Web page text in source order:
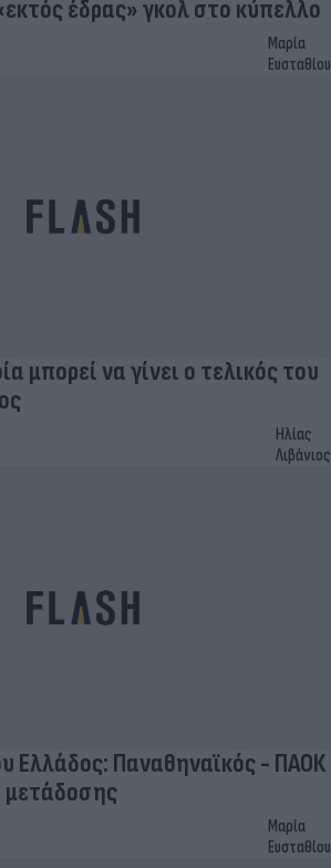
έδρας» γκολ στο κύπελλο
Μαρία
Ευσταθίου
μπορεί να γίνει ο τελικός του
Ηλίας
Λιβάνιος
Ελλάδος: Παναθηναϊκός - ΠΑΟΚ
μετάδοσης
Μαρία
Ευσταθίου